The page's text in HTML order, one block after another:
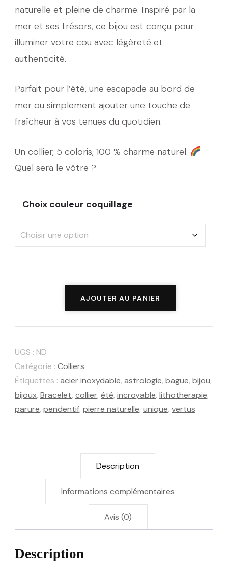
naturelle et pleine de charme. Inspiré par la
mer et ses trésors, ce bijou est conçu pour
illuminer votre cou avec légèreté et
authenticité.
Parfait pour l’été, une escapade au bord de
mer ou simplement ajouter une touche de
fraîcheur à vos tenues du quotidien.
Un collier, 5 coloris, 100 % charme naturel.
Quel sera le vôtre ?
Choix couleur coquillage
NAÏA,
perle
eau
douce
et
AJOUTER AU PANIER
UGS : ND
Catégorie : Colliers
Étiquettes : acier inoxydable, astrologie, bague, bijou,
bijoux, Bracelet, collier, été, incroyable, lithotherapie,
parure, pendentif, pierre naturelle, unique, vertus
Description
Informations complémentaires
Avis (0)
Description